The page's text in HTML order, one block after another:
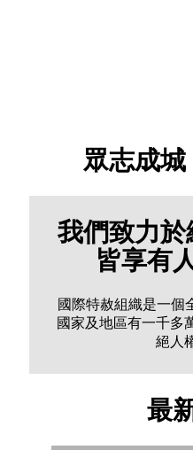
眾志成
我們致力
皆享有
國際特赦組織是一個
國家及地區有一千多
絕人
最